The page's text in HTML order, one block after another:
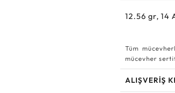
12.56gr,14
Tüm
mücevher
ALIŞVERİŞ